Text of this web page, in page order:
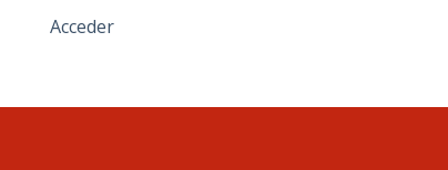
Acceder